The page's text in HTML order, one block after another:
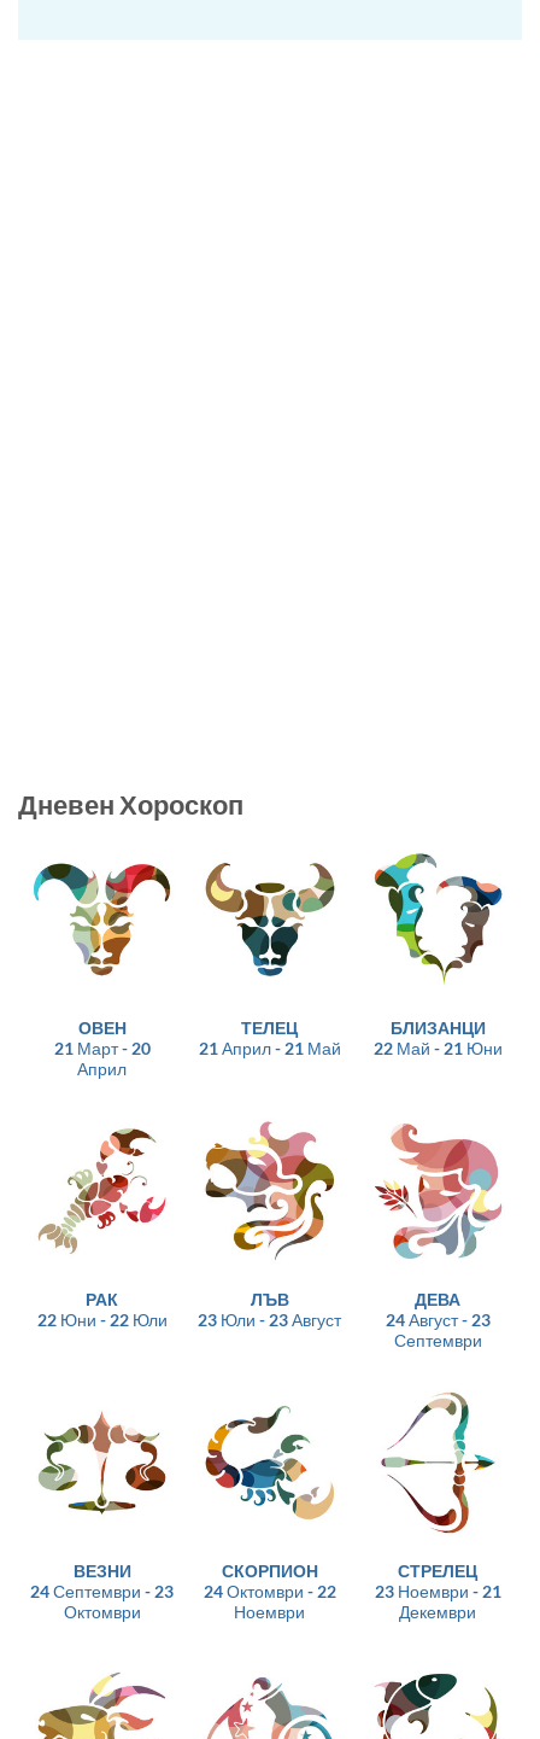
Дневен Хороскоп
ОВЕН
21 Март - 20
Април
ТЕЛЕЦ
21 Април - 21 Май
БЛИЗАНЦИ
22 Май - 21 Юни
РАК
22 Юни - 22 Юли
ЛЪВ
23 Юли - 23 Август
ДЕВА
24 Август - 23
Септември
ВЕЗНИ
24 Септември - 23
Октомври
СКОРПИОН
24 Октомври - 22
Ноември
СТРЕЛЕЦ
23 Ноември - 21
Декември